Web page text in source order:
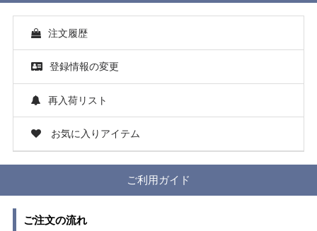
注文履歴
登録情報の変更
再入荷リスト
お気に入りアイテム
ご利用ガイド
ご注文の流れ